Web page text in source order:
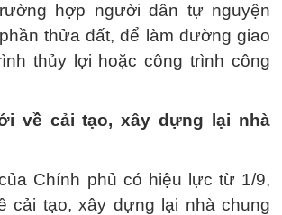
hợp người dân tự nguyện
thửa đất, để làm đường giao
thủy lợi hoặc công trình công
về cải tạo, xây dựng lại nhà
Chính phủ có hiệu lực từ 1/9,
cải tạo, xây dựng lại nhà chung